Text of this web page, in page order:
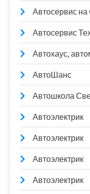
Автосервис
Автосервис
Автохаус,
АвтоШанс
Автошкола
Автоэлектрик
Автоэлектрик
Автоэлектрик
Автоэлектрик